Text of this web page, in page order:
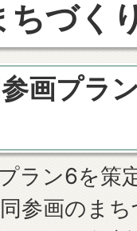
ちづく
参画プ
ラン6を策
参画のま